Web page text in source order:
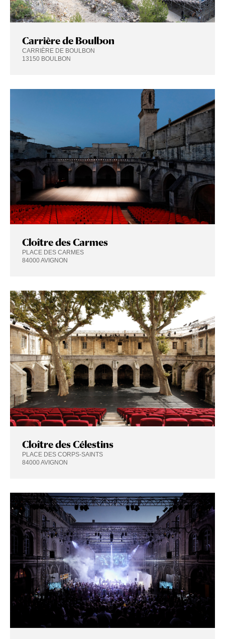
Carrière de Boulbon
CARRIÈRE DE BOULBON
13150 BOULBON
Cloître des Carmes
PLACE DES CARMES
84000 AVIGNON
Cloître des Célestins
PLACE DES CORPS-SAINTS
84000 AVIGNON